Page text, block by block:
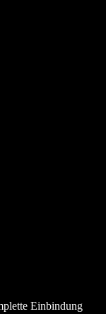
Einbindung